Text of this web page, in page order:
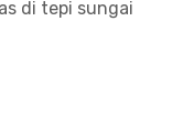
di tepi sungai